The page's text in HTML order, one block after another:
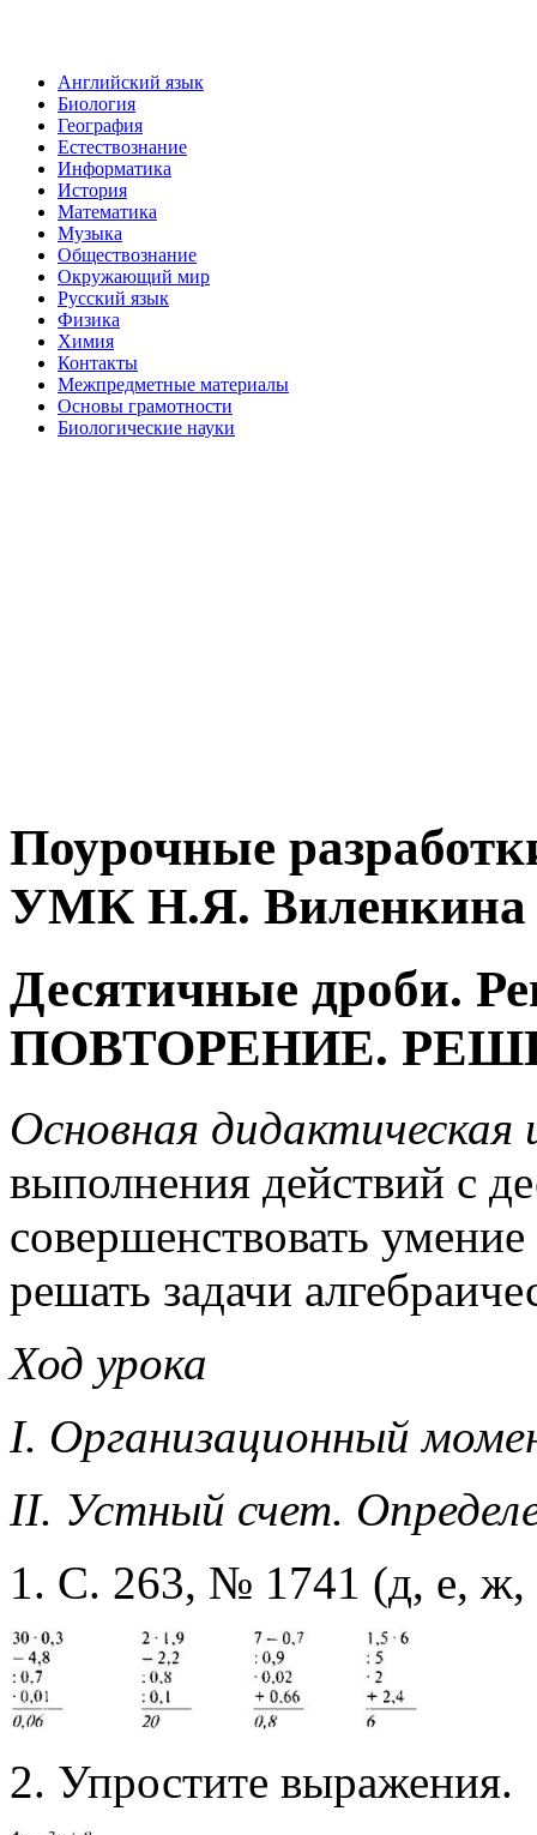
Английский язык
Биология
География
Естествознание
Информатика
История
Математика
Музыка
Обществознание
Окружающий мир
Русский язык
Физика
Химия
Контакты
Межпредметные материалы
Основы грамотности
Биологические науки
Поурочные
УМК Н.Я. Виленкина
Десятичные дроби.
ПОВТОРЕНИЕ.
Основная дидактическая
выполнения действий с
совершенствовать
решать задачи
Ход урока
I. Организационный
II. Устный счет.
1. С. 263, № 1741 (д, е, ж,
2. Упростите выражения.